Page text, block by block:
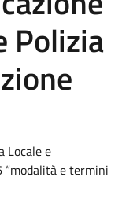
Polizia
Locale e
e termini